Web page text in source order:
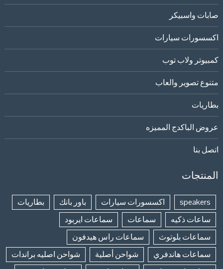
صابات واسبيكر
اكسسورات سيارات
كمبيوتر ولاب توب
متنوع تصوير والعاب
بطاريات
عروض الباكدج المميزه
اتصل بنا
المنتجات
speakers اكسسورات سيارات باور بانك
بطاريات
ساعات ذكيه
سماعات
سماعات ايربود
سماعات بلوتوث
سماعات راس هيدفون
سماعات هاندفري
شواحن أصلية
شواحن اصليه براندات